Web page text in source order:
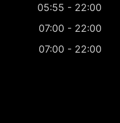
05:55 - 22:00
07:00 - 22:00
07:00 - 22:00